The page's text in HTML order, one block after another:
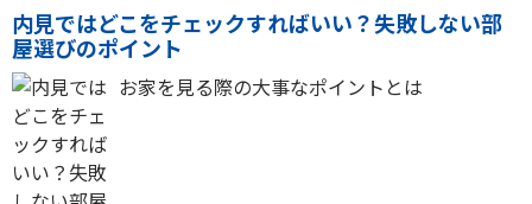
内見ではどこをチェックすればいい？失敗しない部
屋選びのポイント
お家を見る際の大事なポイントとは